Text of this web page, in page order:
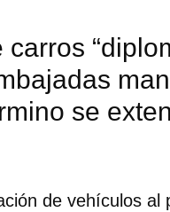
se
de vehículos al